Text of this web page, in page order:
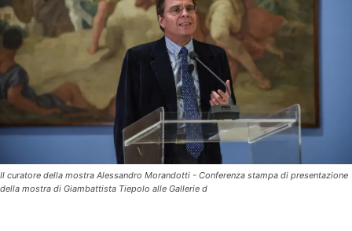
Il curatore della mostra Alessandro Morandotti - Conferenza stampa di presentazione
della mostra di Giambattista Tiepolo alle Gallerie d